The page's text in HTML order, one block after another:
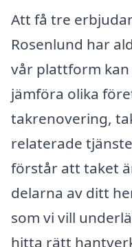
Att få tre
Rosenlund har
vår plattform
jämföra olika
takrenovering,
relaterade
förstår att taket
delarna av ditt
som vi vill
hitta rätt